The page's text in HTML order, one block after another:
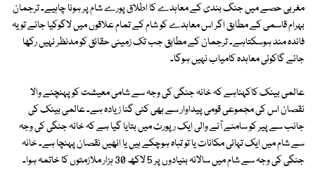
مغربی حصے میں جنگ بندی کے معاہدے کا اطلاق پورے شام پر ہونا چاہیے۔ ترجمان
بہرام قاسمی کے مطابق اگر اس معاہدے کو شام کے تمام علاقوں میں لاگوکیا جائے تو یہ
فائدہ مند ہوسکتاہے۔ ترجمان کے مطابق جب تک زمینی حقائق کو مدنظر نہیں رکھا
جائے گاکوئی معاہدہ کامیاب نہیں ہوگا۔
عالمی بینک کاکہناہے کہ خانہ جنگی کی وجہ سے شامی معیشت کو پہنچنے والا
نقصان اس کی مجموعی قومی پیداوار سے بھی کئی گنا زیادہ ہے۔ عالمی بینک کی
جانب سے پیر کو سامنے آنے والی ایک رپورٹ میں بتایا گیا ہے کہ خانہ جنگی کی وجہ
سے شام میں ایک تہائی مکانات یا تو تباہ ہوچکے ہیں یا انھیں نقصان پہنچا ہے۔ خانہ
جنگی کی وجہ سے شام میں سالانہ بنیادوں پر 5 لاکھ 30 ہزار ملازمتوں کا خاتمہ ہوا۔